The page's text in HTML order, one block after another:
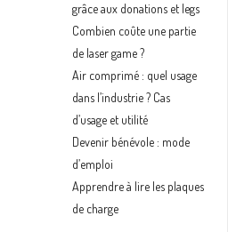
grâce aux donations et legs
Combien coûte une partie
de laser game ?
Air comprimé : quel usage
dans l’industrie ? Cas
d’usage et utilité
Devenir bénévole : mode
d’emploi
Apprendre à lire les plaques
de charge